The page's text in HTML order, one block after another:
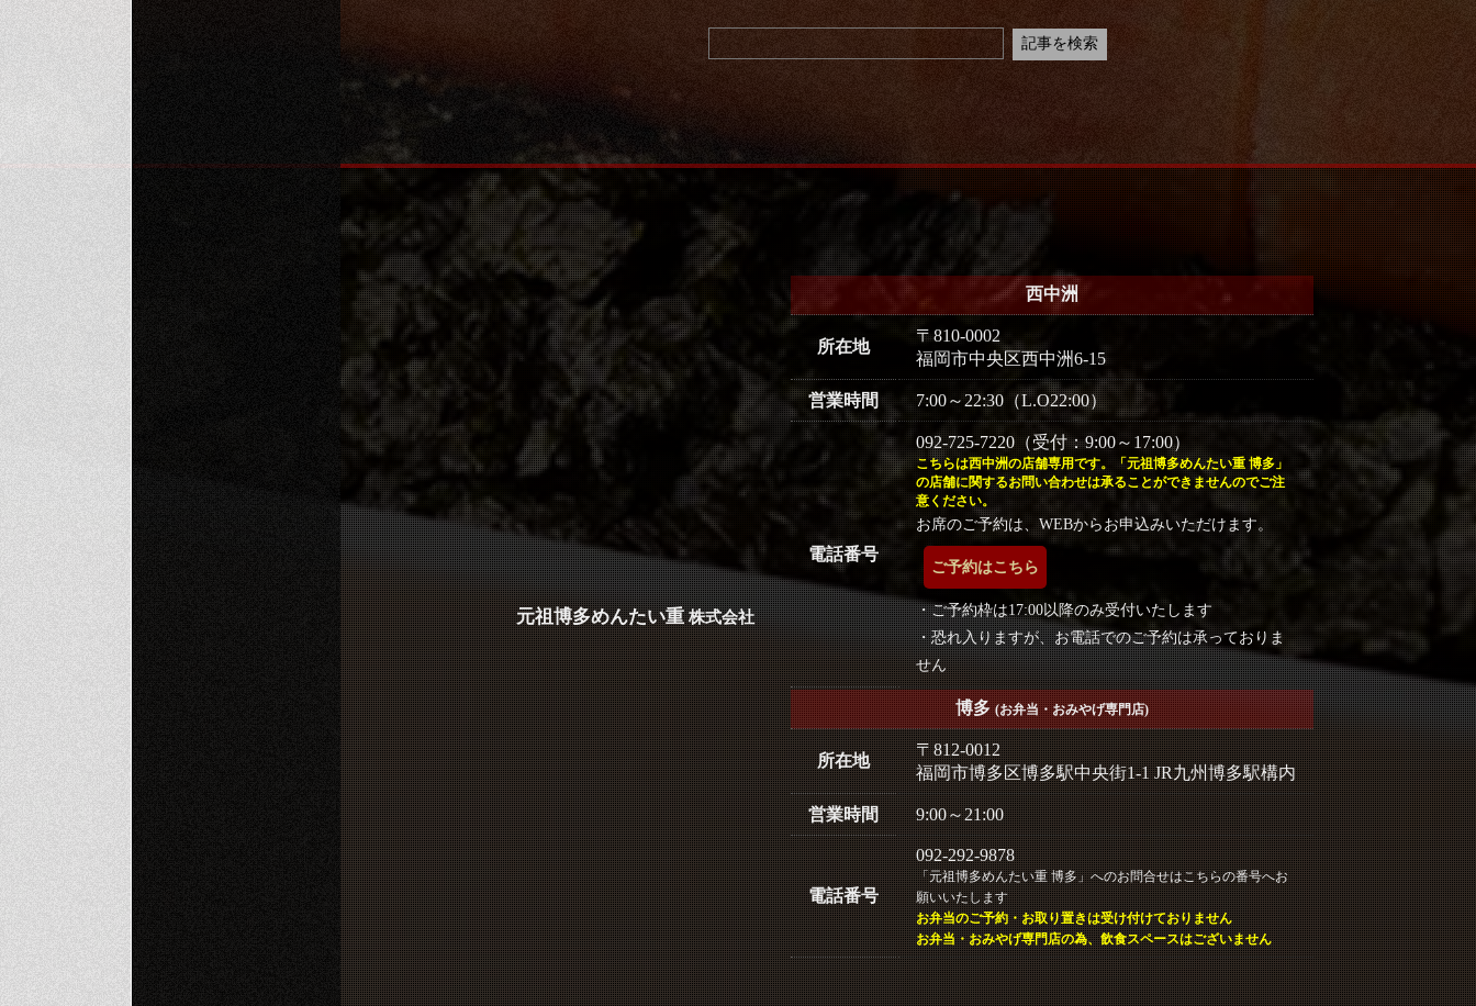
元祖博多めんたい重株式会社
西中洲
所在地
〒810-0002
福岡市中央区西中洲6-15
営業時間 7:00～22:30（L.O22:00）
電話番号
092-725-7220（受付：9:00～17:00）
こちらは西中洲の店舗専用です。「元祖博多めんたい重 博多」
の店舗に関するお問い合わせは承ることができませんのでご注
意ください。
お席のご予約は、WEBからお申込みいただけます。
ご予約はこちら
・ご予約枠は17:00以降のみ受付いたします
・恐れ入りますが、お電話でのご予約は承っておりま
せん
博多(お弁当・おみやげ専門店)
所在地
〒812-0012
福岡市博多区博多駅中央街1-1 JR九州博多駅構内
営業時間 9:00～21:00
電話番号
092-292-9878
「元祖博多めんたい重 博多」へのお問合せはこちらの番号へお
願いいたします
お弁当のご予約・お取り置きは受け付けておりません
お弁当・おみやげ専門店の為、飲食スペースはございません